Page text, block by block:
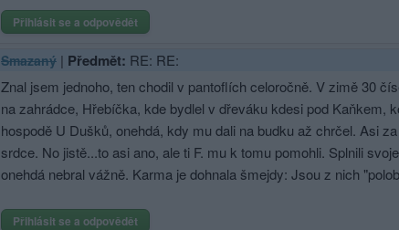
Přihlásit se a odpovědět
Smazaný | Předmět: RE: RE:
Znal jsem jednoho, ten chodil v pantoflích celoročně. V zimě 30
na zahrádce, Hřebíčka, kde bydlel v dřeváku kdesi pod Kaňkem,
hospodě U Dušků, onehdá, kdy mu dali na budku až chrčel. Asi
srdce. No jistě...to asi ano, ale ti F. mu k tomu pomohli. Splnili
onehdá nebral vážně. Karma je dohnala šmejdy: Jsou z nich
Přihlásit se a odpovědět